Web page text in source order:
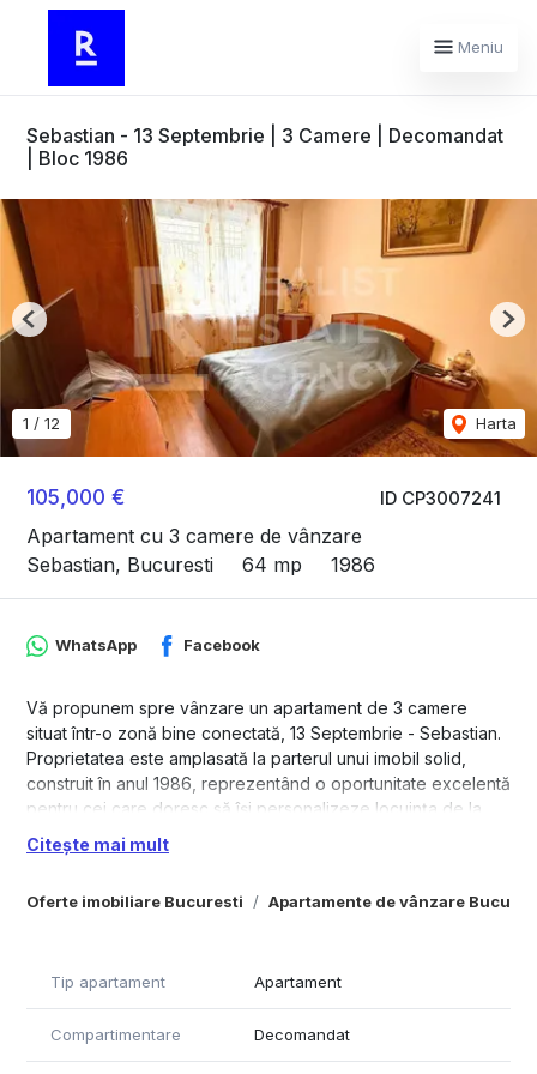
Meniu
Sebastian - 13 Septembrie | 3 Camere | Decomandat
| Bloc 1986
ID CP3007241
105,000 €
Apartament cu 3 camere de vânzare
Sebastian, Bucuresti
64 mp 1986
1 / 12 Harta
Previous
Oferte imobiliare Bucuresti Apartamente de vânzare
WhatsApp Facebook
Vă propunem spre vânzare un apartament de 3 camere
situat într-o zonă bine conectată, 13 Septembrie - Sebastian.
Proprietatea este amplasată la parterul unui imobil solid,
construit în anul 1986, reprezentând o oportunitate excelentă
pentru cei care doresc să își personalizeze locuința de la
zero. Compartimentare decomandată: asigură intimitate și un
flux eficient între încăperi, două grupuri sanitare: baie
confortul zilnic, spații de depozitare generoase: 2 debarale
public și zone comerciale
Apartamentul are o suprafață utilă totală de 64,25 mp și este
Citește mai mult
Tip apartament Apartament
Compartimentare Decomandat